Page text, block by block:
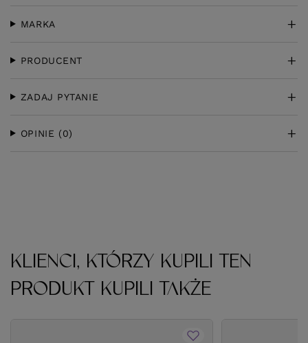
MARKA
PRODUCENT
ZADAJ PYTANIE
OPINIE (0)
KLIENCI, KTÓRZY KUPILI TEN
PRODUKT KUPILI TAKŻE